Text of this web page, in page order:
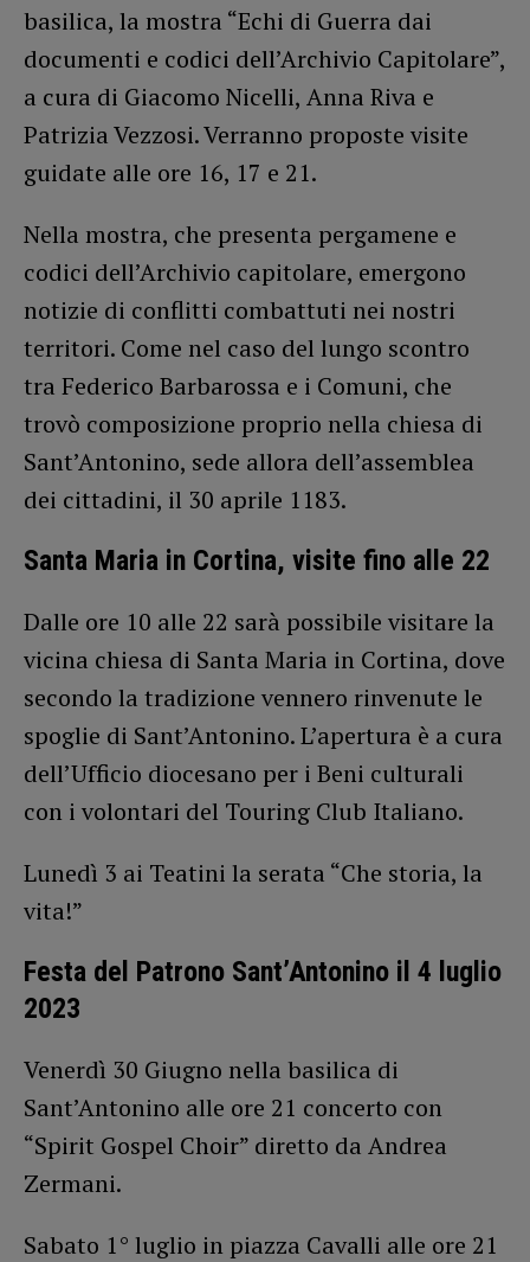
basilica, la mostra “Echi di Guerra dai
documenti e codici dell’Archivio Capitolare”,
a cura di Giacomo Nicelli, Anna Riva e
Patrizia Vezzosi. Verranno proposte visite
guidate alle ore 16, 17 e 21.
Nella mostra, che presenta pergamene e
codici dell’Archivio capitolare, emergono
notizie di conflitti combattuti nei nostri
territori. Come nel caso del lungo scontro
tra Federico Barbarossa e i Comuni, che
trovò composizione proprio nella chiesa di
Sant’Antonino, sede allora dell’assemblea
dei cittadini, il 30 aprile 1183.
Santa Maria in Cortina, visite fino alle 22
Dalle ore 10 alle 22 sarà possibile visitare la
vicina chiesa di Santa Maria in Cortina, dove
secondo la tradizione vennero rinvenute le
spoglie di Sant’Antonino. L’apertura è a cura
dell’Ufficio diocesano per i Beni culturali
con i volontari del Touring Club Italiano.
Lunedì 3 ai Teatini la serata “Che storia, la
vita!”
Festa del Patrono Sant’Antonino il 4 luglio
2023
Venerdì 30 Giugno nella basilica di
Sant’Antonino alle ore 21 concerto con
“Spirit Gospel Choir” diretto da Andrea
Zermani.
Sabato 1° luglio in piazza Cavalli alle ore 21